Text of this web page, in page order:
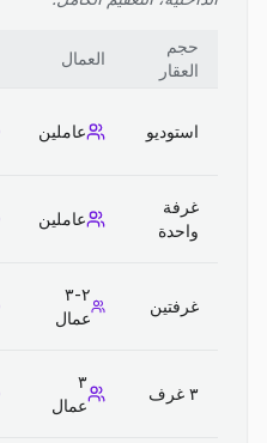
حجم
العقار
العمال
استوديو عاملين
غرفة
واحدة
عاملين
غرفتين
٢-٣
عمال
٣ غرف
٣
عمال